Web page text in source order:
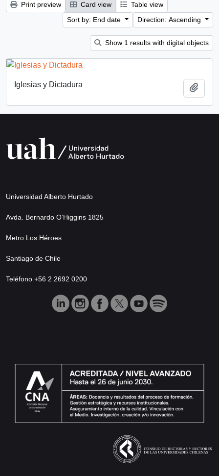
Print preview Card view
Table view
Sort by: End date
Direction: Ascending
Show 1 results with digital objects
Iglesias y Dictadura
Universidad Alberto Hurtado
Avda. Bernardo O’Higgins 1825
Metro Los Héroes
Santiago de Chile
Teléfono +56 2 2692 0200